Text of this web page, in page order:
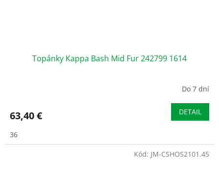
Topánky Kappa Bash Mid Fur 242799 1614
Do 7 dní
63,40 € DETAIL
36
Kód: JM-CSHOS2101.45